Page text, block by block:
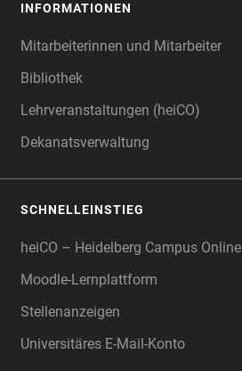
INFORMATIONEN
Mitarbeiterinnen und Mitarbeiter
Bibliothek
Lehrveranstaltungen (heiCO)
Dekanatsverwaltung
SCHNELLEINSTIEG
heiCO – Heidelberg Campus Online
Moodle-Lernplattform
Stellenanzeigen
Universitäres E-Mail-Konto